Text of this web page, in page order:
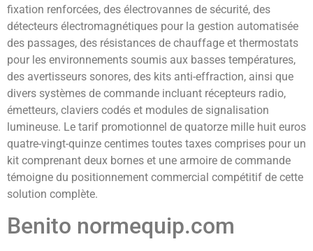
fixation renforcées, des électrovannes de sécurité, des
détecteurs électromagnétiques pour la gestion automatisée
des passages, des résistances de chauffage et thermostats
pour les environnements soumis aux basses températures,
des avertisseurs sonores, des kits anti-effraction, ainsi que
divers systèmes de commande incluant récepteurs radio,
émetteurs, claviers codés et modules de signalisation
lumineuse. Le tarif promotionnel de quatorze mille huit euros
quatre-vingt-quinze centimes toutes taxes comprises pour un
kit comprenant deux bornes et une armoire de commande
témoigne du positionnement commercial compétitif de cette
solution complète.
Benito normequip.com